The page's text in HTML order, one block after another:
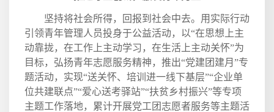
坚持将社会所得，回报到社会中去。用实际行动
引领青年管理人员投身于公益活动，以“在思想上主
动靠拢，在工作上主动学习，在生活上主动关怀”为
目标，弘扬青年志愿服务精神，推出“党建团建月”专
题活动，实现“送关怀、培训进一线下基层”“企业单
位共建联点”“爱心送考驿站”“扶贫乡村振兴”等专项
主题工作落地，累计开展党工团志愿者服务等主题活